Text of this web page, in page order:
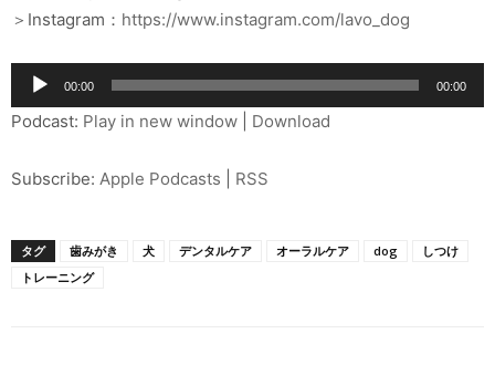
＞Instagram： https://www.instagram.com/lavo_dog
声
プ
ー
ー
00:00 00:00
Podcast: Play in new window Download
Subscribe: Apple Podcasts RSS
タグ 歯みがき 犬 デンタルケア オーラルケア dog
しつけ
トレーニング